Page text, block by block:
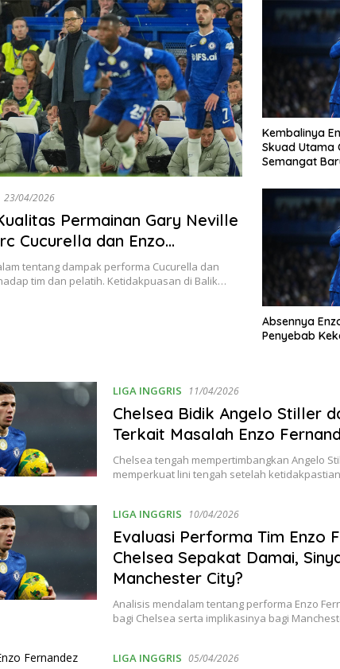
23/04/2026
Permainan Gary Neville
Cucurella dan Enzo
‘Khianati’ Liam Rosenior
tentang dampak performa Cucurella dan
tim dan pelatih. Ketidakpuasan di Balik…
Kembalinya
Skuad Utama
Semangat
Absennya
Penyebab
LIGA INGGRIS 11/04/2026
Chelsea Bidik Angelo Stiller
Terkait Masalah Enzo
Chelsea tengah mempertimbangkan Angelo
memperkuat lini tengah setelah
LIGA INGGRIS 10/04/2026
Evaluasi Performa Tim Enzo
Chelsea Sepakat Damai,
Manchester City?
Analisis mendalam tentang performa Enzo
bagi Chelsea serta implikasinya bagi
LIGA INGGRIS 05/04/2026